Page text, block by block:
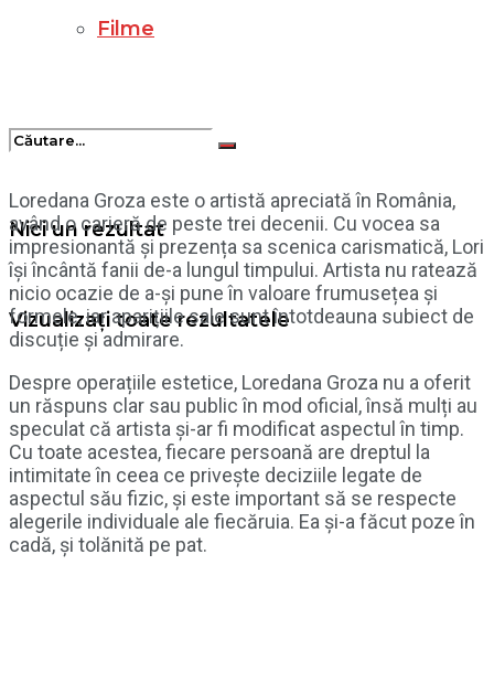
Filme
Nici un rezultat
Vizualizați toate rezultatele
Loredana Groza este o artistă apreciată în România,
având o carieră de peste trei decenii. Cu vocea sa
impresionantă și prezența sa scenica carismatică, Lori
își încântă fanii de-a lungul timpului. Artista nu ratează
nicio ocazie de a-și pune în valoare frumusețea și
formele, iar aparițiile sale sunt întotdeauna subiect de
discuție și admirare.
Despre operațiile estetice, Loredana Groza nu a oferit
un răspuns clar sau public în mod oficial, însă mulți au
speculat că artista și-ar fi modificat aspectul în timp.
Cu toate acestea, fiecare persoană are dreptul la
intimitate în ceea ce privește deciziile legate de
aspectul său fizic, și este important să se respecte
alegerile individuale ale fiecăruia. Ea și-a făcut poze în
cadă, și tolănită pe pat.